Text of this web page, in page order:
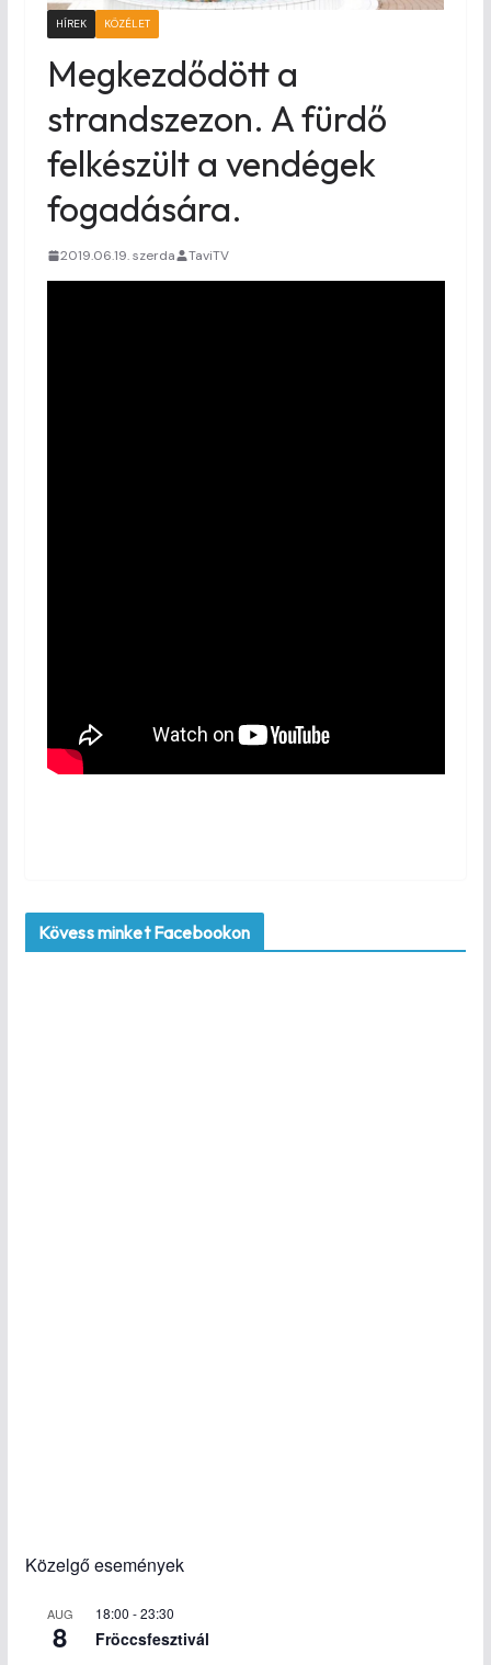
HÍREK KÖZÉLET
Megkezdődött a
strandszezon. A fürdő
felkészült a vendégek
fogadására.
2019.06.19. szerda TaviTV
Kövess minket Facebookon
Közelgő események
AUG
8
18:00 -23:30
Fröccsfesztivál